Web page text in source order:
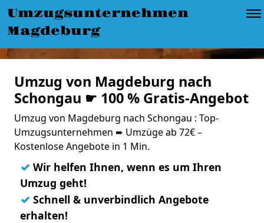
Umzugsunternehmen
Magdeburg
Umzug von Magdeburg nach
Schongau ☛ 100 % Gratis-Angebot
Umzug von Magdeburg nach Schongau : Top-
Umzugsunternehmen ➨ Umzüge ab 72€ –
Kostenlose Angebote in 1 Min.
✓ Wir helfen Ihnen, wenn es um Ihren
Umzug geht!
✓ Schnell & unverbindlich Angebote
erhalten!